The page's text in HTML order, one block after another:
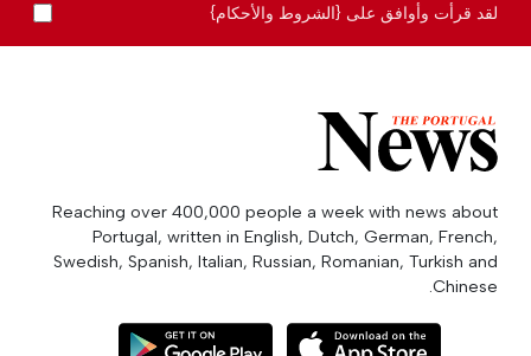
لقد قرأت وأوافق على {الشروط والأحكام}
Reaching over 400,000 people a week with news about
Portugal, written in English, Dutch, German, French,
Swedish, Spanish, Italian, Russian, Romanian, Turkish and
Chinese.